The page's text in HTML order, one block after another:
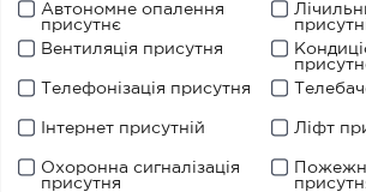
Автономне опалення
присутнє
Вентиляція присутня
Телефонізація присутня
Інтернет присутній Ліфт
Охоронна сигналізація
присутня